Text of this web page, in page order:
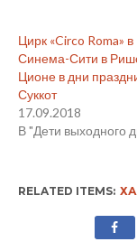
Цирк «Circo Roma» в
Синема-Сити в
Ционе в дни
Суккот
17.09.2018
В "Дети выходного
RELATED ITEMS: